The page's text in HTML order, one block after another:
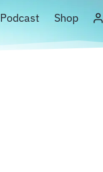
Podcast Shop